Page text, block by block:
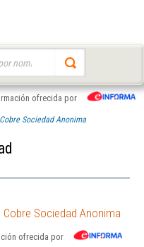
ofrecida por
Sociedad Anonima
Sociedad Anonima
ofrecida por